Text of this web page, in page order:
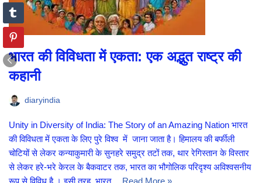
भारत की विविधता में एकता: एक अद्भुत राष्ट्र की
कहानी
diaryindia
Unity in Diversity of India: The Story of an Amazing Nation भारत
की विविधता में एकता के लिए पुरे विश्व में जाना जाता है। हिमालय की बर्फीली
चोटियों से लेकर कन्याकुमारी के सुनहरे समुद्र तटों तक, थार रेगिस्तान के विस्तार
से लेकर हरे-भरे केरल के बैकवाटर तक, भारत का भौगोलिक परिदृश्य अविश्वसनीय
रूप से विविध है । इसी तरह, भारत… Read More »